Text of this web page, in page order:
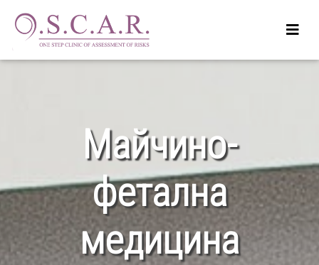
Майчино-
фетална
медицина